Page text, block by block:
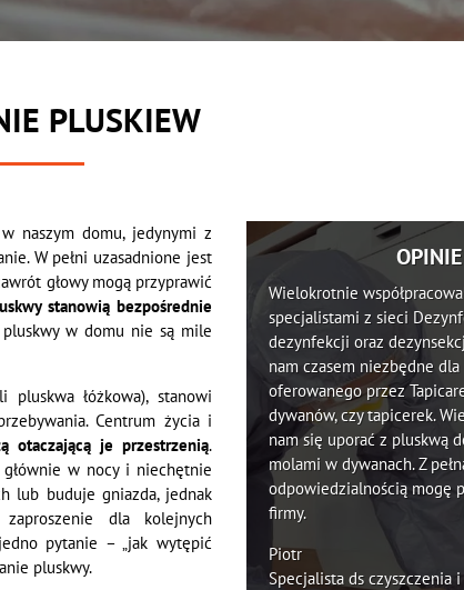
PLUSKIEW
naszym domu, jedynymi z
W pełni uzasadnione jest
głowy mogą przyprawić
stanowią bezpośrednie
w domu nie są mile
łóżkowa), stanowi
Centrum życia i
otaczającą je przestrzenią.
w nocy i niechętnie
lub buduje gniazda, jednak
dla kolejnych
pytanie – „jak wytępić
pluskwy.
OPINIE
Wielokrotnie
specjalistami z sieci
dezynfekcji oraz
nam czasem niezbędne
oferowanego przez
dywanów, czy tapicerek.
nam się uporać z pluskwą
molami w dywanach. Z
odpowiedzialnością mogę
firmy.
Piotr
Specjalista ds czyszczenia